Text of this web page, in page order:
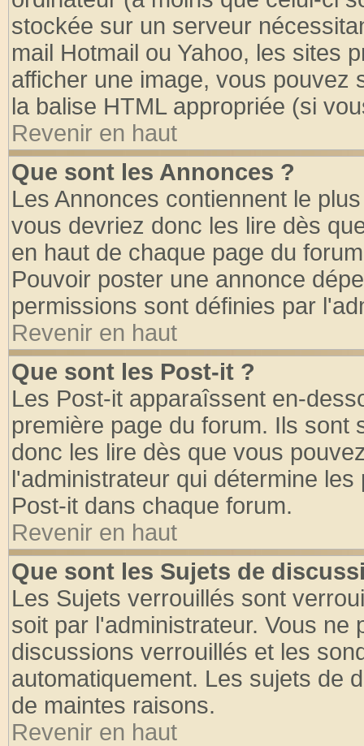
stockée sur un serveur
mail Hotmail ou Yahoo, les sites
afficher une image, vous pouvez
la balise HTML appropriée (si
Revenir en haut
Que sont les Annonces ?
Les Annonces contiennent le
vous devriez donc les lire dès
en haut de chaque page du
Pouvoir poster une annonce
permissions sont définies par
Revenir en haut
Que sont les Post-it ?
Les Post-it apparaîssent en-
première page du forum. Ils
donc les lire dès que vous
l'administrateur qui détermine
Post-it dans chaque forum.
Revenir en haut
Que sont les Sujets de
Les Sujets verrouillés sont
soit par l'administrateur. Vous
discussions verrouillés et les
automatiquement. Les sujets de
de maintes raisons.
Revenir en haut